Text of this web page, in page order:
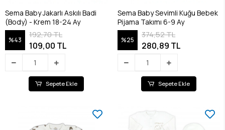
Sema Baby Jakarlı Askılı Badi
(Body) - Krem 18-24 Ay
%43
192,70 TL
109,00 TL
Sepete Ekle
Sema Baby Sevimli Kuğu Bebek
Pijama Takımı 6-9 Ay
%25
374,52 TL
280,89 TL
Sepete Ekle